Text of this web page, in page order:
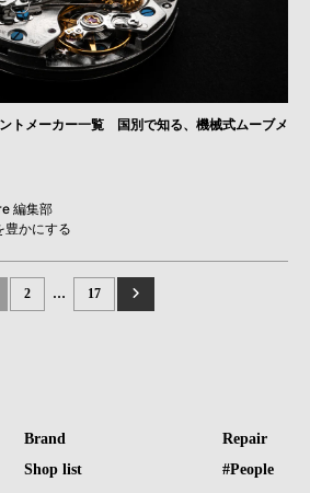
トメーカー一覧 国別で知る、機械式ムーブメ
編集部
豊かにする
2 … 17
Brand
Shop list
Repair
#People